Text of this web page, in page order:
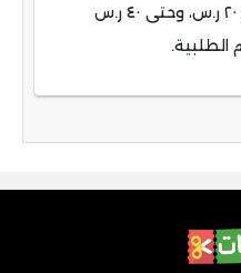
تتراوح تكلفة الشحن ما بين ٢٠ ر.س، وحتى ٤٠ ر.س